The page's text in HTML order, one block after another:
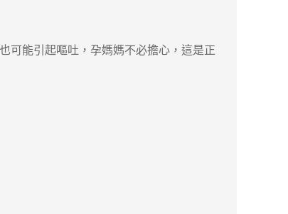
能引起嘔吐，孕媽媽不必擔心，這是正